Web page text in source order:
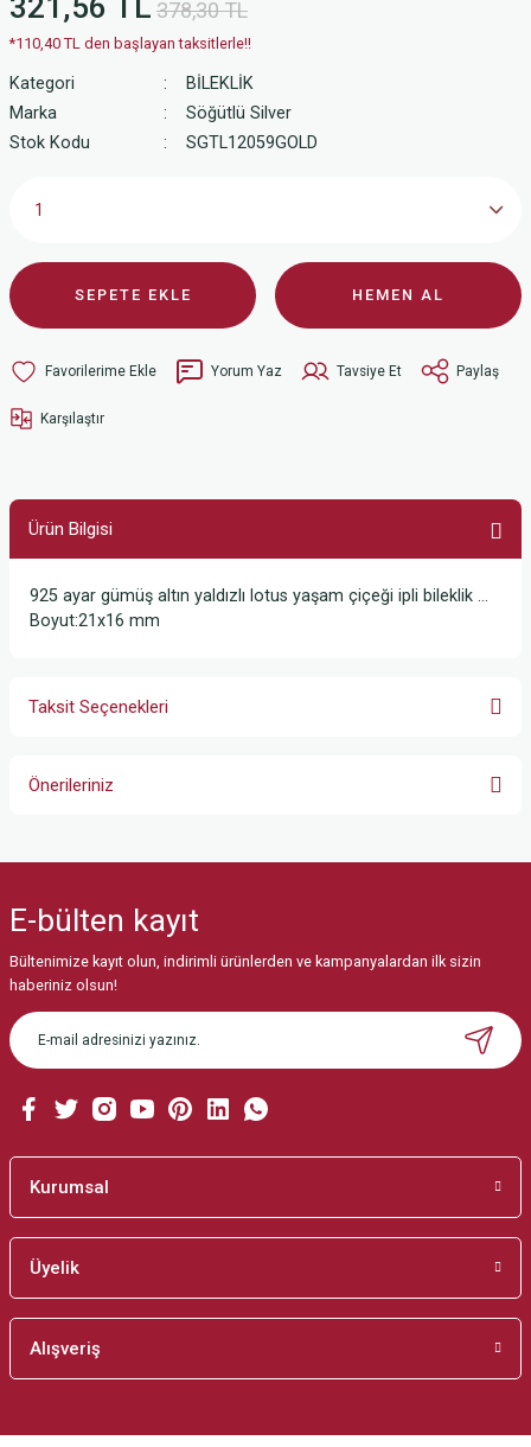
321,56 TL 378,30 TL
*110,40 TL den başlayan taksitlerle!!
Kategori
BİLEKLİK
Marka
Söğütlü Silver
Stok Kodu
SGTL12059GOLD
SEPETE EKLE HEMEN AL
Yorum Yaz Tavsiye Et Paylaş
Karşılaştır
Ürün Bilgisi
925 ayar gümüş altın yaldızlı lotus yaşam çiçeği ipli bileklik …
Boyut:21x16 mm
Taksit Seçenekleri
Önerileriniz
Görüş ve önerileriniz için teşekkür ederiz.
Ürün resmi kalitesiz, bozuk veya görüntülenemiyor.
Ürün açıklamasında eksik bilgiler bulunuyor.
Ürün bilgilerinde hatalar bulunuyor.
Bu ürüne benzer farklı alternatifler olmalı.
E-bülten kayıt
Bültenimize kayıt olun, indirimli ürünlerden ve kampanyalardan ilk sizin
haberiniz olsun!
Kurumsal
Üyelik
Alışveriş